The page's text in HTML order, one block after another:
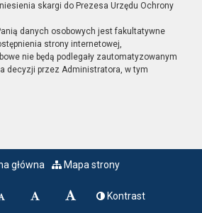
skargi do Prezesa Urzędu Ochrony
danych osobowych jest fakultatywne
strony internetowej,
nie będą podlegały zautomatyzowanym
decyzji przez Administratora, w tym
główna Mapa strony
Kontrast